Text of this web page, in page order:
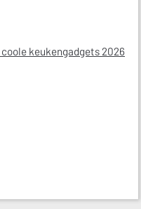
coole keukengadgets 2026